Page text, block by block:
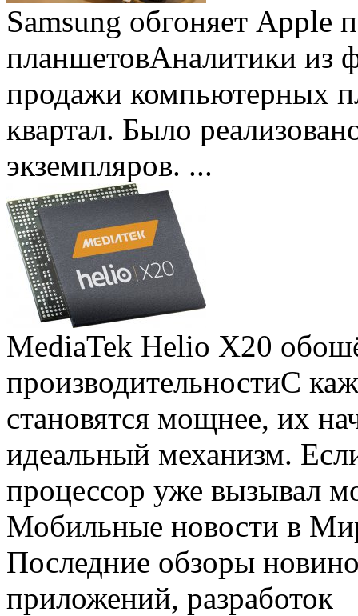
Samsung обгоняет Apple
планшетовАналитики из
продажи компьютерных
квартал. Было
экземпляров. ...
MediaTek Helio X20
производительностиС
становятся мощнее, их
идеальный механизм.
процессор уже вызывал
Мобильные новости в
Последние обзоры
приложений, разработок